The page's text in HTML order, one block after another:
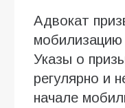
Адвокат
Указы о
регулярно и
начале